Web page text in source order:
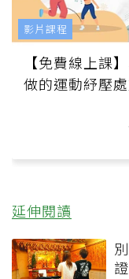
【免費線上課
做的運動紓壓
影片課程
延伸閱讀